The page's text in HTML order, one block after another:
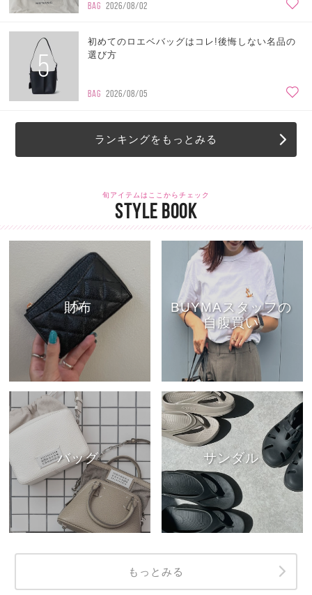
BAG 2026/08/02
5
初めてのロエベバッグはコレ!後悔しない名品の
選び方
BAG 2026/08/05
ランキングをもっとみる
旬アイテムはここからチェック
STYLE BOOK
財布
BUYMAスタッフの
自腹買い
バッグ サンダル
もっとみる